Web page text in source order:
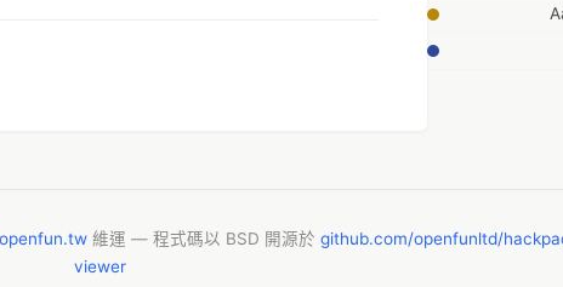
維運 — 程式碼以 BSD 開源於 github.com/openfunltd/
viewer